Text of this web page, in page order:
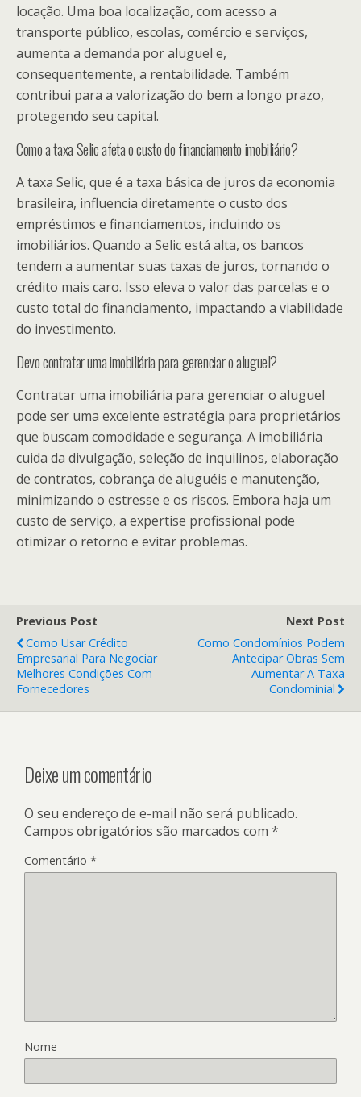
locação. Uma boa localização, com acesso a
transporte público, escolas, comércio e serviços,
aumenta a demanda por aluguel e,
consequentemente, a rentabilidade. Também
contribui para a valorização do bem a longo prazo,
protegendo seu capital.
Como a taxa Selic afeta o custo do financiamento imobiliário?
A taxa Selic, que é a taxa básica de juros da economia
brasileira, influencia diretamente o custo dos
empréstimos e financiamentos, incluindo os
imobiliários. Quando a Selic está alta, os bancos
tendem a aumentar suas taxas de juros, tornando o
crédito mais caro. Isso eleva o valor das parcelas e o
custo total do financiamento, impactando a viabilidade
do investimento.
Devo contratar uma imobiliária para gerenciar o aluguel?
Contratar uma imobiliária para gerenciar o aluguel
pode ser uma excelente estratégia para proprietários
que buscam comodidade e segurança. A imobiliária
cuida da divulgação, seleção de inquilinos, elaboração
de contratos, cobrança de aluguéis e manutenção,
minimizando o estresse e os riscos. Embora haja um
custo de serviço, a expertise profissional pode
otimizar o retorno e evitar problemas.
Previous Post
Como Usar Crédito
Empresarial Para Negociar
Melhores Condições Com
Fornecedores
Next Post
Como Condomínios Podem
Antecipar Obras Sem
Aumentar A Taxa
Condominial
Deixe um comentário
O seu endereço de e-mail não será publicado.
Campos obrigatórios são marcados com *
Comentário *
Nome